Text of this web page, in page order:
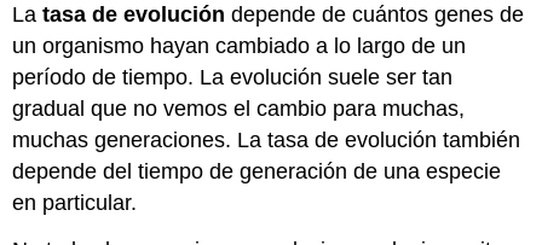
Latasa de evolución depende de cuántos genes de
un organismo hayan cambiado a lo largo de un
período de tiempo. La evolución suele ser tan
gradual que no vemos el cambio para muchas,
muchas generaciones. La tasa de evolución también
depende del tiempo de generación de una especie
en particular.